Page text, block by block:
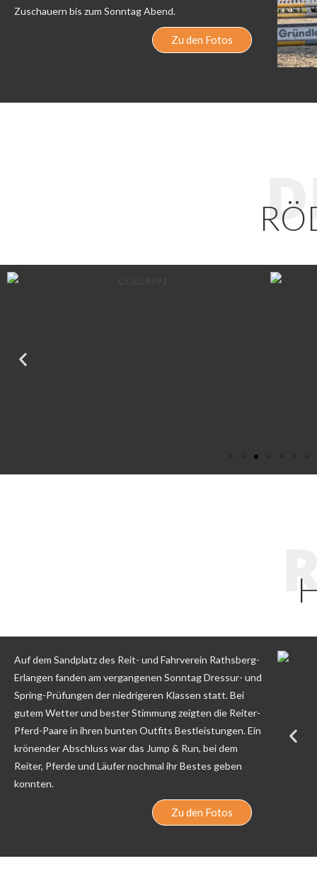
Zuschauern bis zum Sonntag Abend.
Zu den Fotos
Auf dem Sandplatz des Reit- und Fahrverein Rathsberg-
Erlangen fanden am vergangenen Sonntag Dressur- und
Spring-Prüfungen der niedrigeren Klassen statt. Bei
gutem Wetter und bester Stimmung zeigten die Reiter-
Pferd-Paare in ihren bunten Outfits Bestleistungen. Ein
krönender Abschluss war das Jump & Run, bei dem
Reiter, Pferde und Läufer nochmal ihr Bestes geben
konnten.
Zu den Fotos